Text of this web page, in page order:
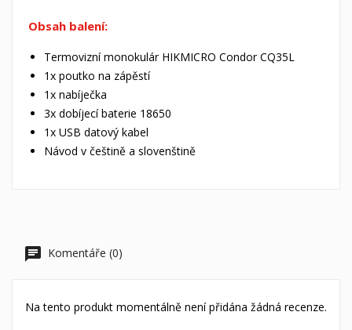
Obsah balení:
Termovizní monokulár HIKMICRO Condor CQ35L
1x poutko na zápěstí
1x nabíječka
3x dobíjecí baterie 18650
1x USB datový kabel
Návod v češtině a slovenštině
Komentáře (0)
Na tento produkt momentálně není přidána žádná recenze.